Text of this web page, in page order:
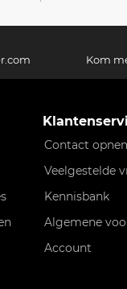
Kom
Contact
Veelgestelde
Kennisbank
Algemene
Account